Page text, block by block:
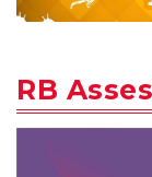
RB